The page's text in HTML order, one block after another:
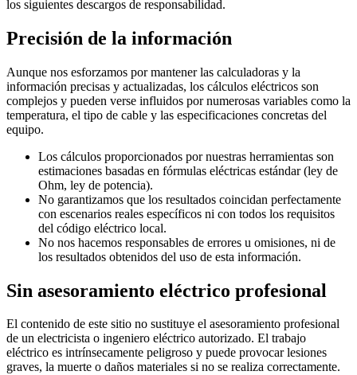
los siguientes descargos de responsabilidad.
Precisión de la información
Aunque nos esforzamos por mantener las calculadoras y la
información precisas y actualizadas, los cálculos eléctricos son
complejos y pueden verse influidos por numerosas variables como la
temperatura, el tipo de cable y las especificaciones concretas del
equipo.
Los cálculos proporcionados por nuestras herramientas son
estimaciones basadas en fórmulas eléctricas estándar (ley de
Ohm, ley de potencia).
No garantizamos que los resultados coincidan perfectamente
con escenarios reales específicos ni con todos los requisitos
del código eléctrico local.
No nos hacemos responsables de errores u omisiones, ni de
los resultados obtenidos del uso de esta información.
Sin asesoramiento eléctrico profesional
El contenido de este sitio no sustituye el asesoramiento profesional
de un electricista o ingeniero eléctrico autorizado. El trabajo
eléctrico es intrínsecamente peligroso y puede provocar lesiones
graves, la muerte o daños materiales si no se realiza correctamente.